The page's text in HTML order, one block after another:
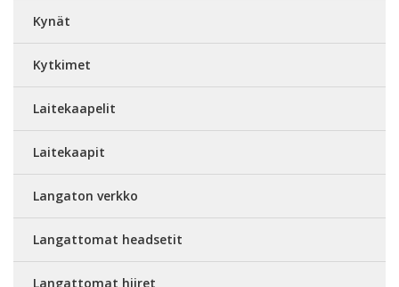
Kynät
Kytkimet
Laitekaapelit
Laitekaapit
Langaton verkko
Langattomat headsetit
Langattomat hiiret